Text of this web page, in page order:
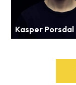
Kasper Porsdal